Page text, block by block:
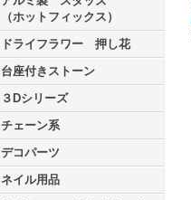
（ホットフィックス）
ドライフラワー 押し花
台座付きストーン
３Dシリーズ
チェーン系
デコパーツ
ネイル用品